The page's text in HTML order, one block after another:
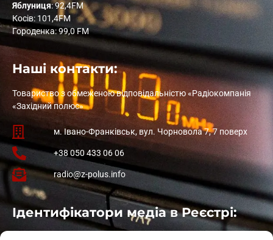
Яблуниця: 92,4FM
Косів: 101,4FM
Городенка: 99,0 FM
Наші контакти:
Товариство з обмеженою відповідальністю «Радіокомпанія
«Західний полюс»
м. Івано-Франківськ, вул. Чорновола 7, 7 поверх
+38 050 433 06 06
radio@z-polus.info
Ідентифікатори медіа в Реєстрі: